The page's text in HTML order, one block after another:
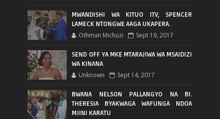
MWANDISHI WA KITUO ITV, SPENCER
LAMECK NTONGWE AAGA UKAPERA.
Othman Michuzi Sept 19, 2017
SEND OFF YA MKE MTARAJIWA WA MSAIDIZI
WA KINANA
Unknown Sept 14, 2017
BWANA NELSON PALLANGYO NA BI.
THERESIA BYAKWAGA WAFUNGA NDOA
MJINI KARATU